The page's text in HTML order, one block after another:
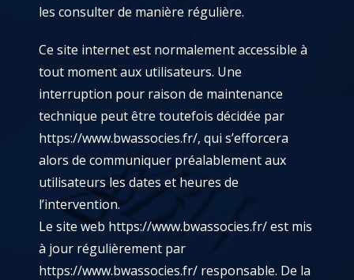
les consulter de manière régulière.
Ce site internet est normalement accessible à
tout moment aux utilisateurs. Une
interruption pour raison de maintenance
technique peut être toutefois décidée par
https://www.bwassocies.fr/, qui s’efforcera
alors de communiquer préalablement aux
utilisateurs les dates et heures de
l’intervention.
Le site web https://www.bwassocies.fr/est mis
à jour régulièrement par
https://www.bwassocies.fr/ responsable. De la